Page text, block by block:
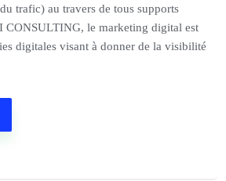
trafic) au travers de tous supports
CONSULTING, le marketing digital est
digitales visant à donner de la visibilité